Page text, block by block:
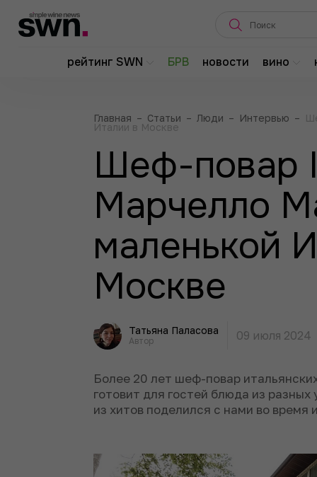
рейтинг SWN БРВ новости вино
Главная – Статьи – Люди – Интервью –
Италии в Москве
Шеф-повар
Марчелло
маленькой
Москве
Татьяна Паласова
Автор 09 июля 2024
Более 20 лет шеф-повар
готовит для гостей блюда из
из хитов поделился с нами во время